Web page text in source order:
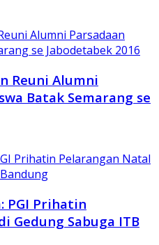
Reuni Alumni
Batak Semarang se
PGI Prihatin
Gedung Sabuga ITB